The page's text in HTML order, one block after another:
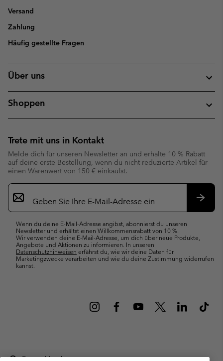
Versand
Zahlung
Häufig gestellte Fragen
Über uns
Shoppen
Trete mit uns in Kontakt
Melde dich für unseren Newsletter an und erhalte 10 % Rabatt
auf deine erste Bestellung, wenn du nicht reduzierte Artikel für
einen Warenwert von 150 € einkaufst.
Newsletter-
Anmeldung
Wenn du deine E-Mail-Adresse angibst, abonnierst du unseren
Newsletter und erhältst einen Willkommensrabatt von 10 %.
Wir verwenden deine E-Mail-Adresse, um dich über neue Produkte,
Angebote und Aktionen zu informieren. In unseren
Datenschutzhinweisen erfährst du, wie wir deine Daten für
Marketingzwecke verarbeiten und wie du deine Zustimmung widerrufen
kannst.
Deutschland